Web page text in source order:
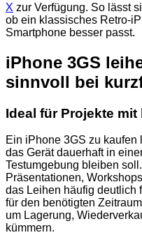
X zur Verfügung. So lässt
ob ein klassisches Retro-
Smartphone besser passt.
iPhone 3GS
sinnvoll bei
Ideal für Projekte
Ein iPhone 3GS zu kaufen
das Gerät dauerhaft in
Testumgebung bleiben
Präsentationen,
das Leihen häufig deutlich
für den benötigten
um Lagerung,
kümmern.